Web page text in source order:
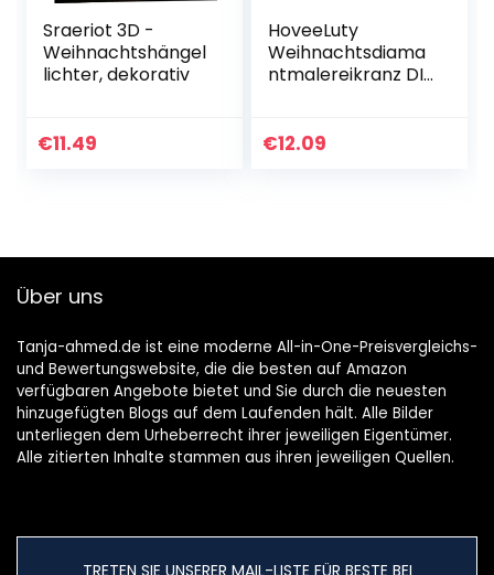
Sraeriot 3D -
Weihnachtshängel
lichter, dekorativ
€11.49
HoveeLuty
Weihnachtsdiama
ntmalereikranz DIY
Wanddekoration
€12.09
Über uns
Tanja-ahmed.de ist eine moderne All-in-One-Preisvergleichs-
und Bewertungswebsite, die die besten auf Amazon
verfügbaren Angebote bietet und Sie durch die neuesten
hinzugefügten Blogs auf dem Laufenden hält. Alle Bilder
unterliegen dem Urheberrecht ihrer jeweiligen Eigentümer.
Alle zitierten Inhalte stammen aus ihren jeweiligen Quellen.